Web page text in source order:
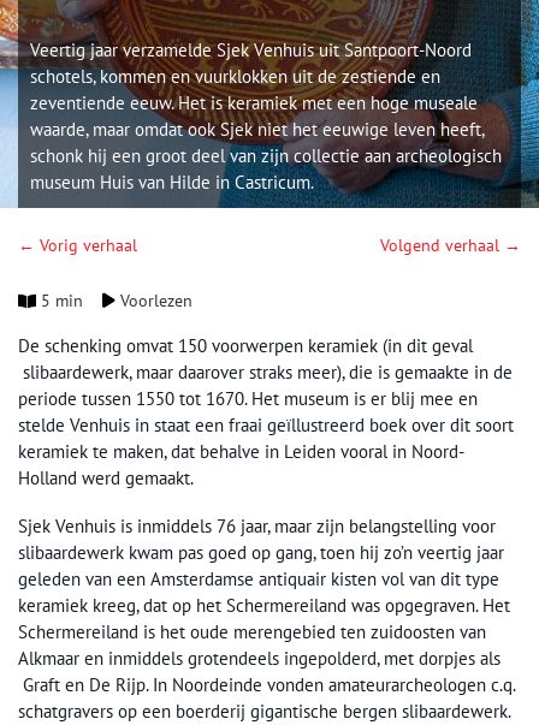
Veertig jaar verzamelde Sjek Venhuis uit Santpoort-Noord
schotels, kommen en vuurklokken uit de zestiende en
zeventiende eeuw. Het is keramiek met een hoge museale
waarde, maar omdat ook Sjek niet het eeuwige leven heeft,
schonk hij een groot deel van zijn collectie aan archeologisch
museum Huis van Hilde in Castricum.
← Vorig verhaal Volgend verhaal →
5 min Voorlezen
De schenking omvat 150 voorwerpen keramiek (in dit geval
slibaardewerk, maar daarover straks meer), die is gemaakte in de
periode tussen 1550 tot 1670. Het museum is er blij mee en
stelde Venhuis in staat een fraai geïllustreerd boek over dit soort
keramiek te maken, dat behalve in Leiden vooral in Noord-
Holland werd gemaakt.
Sjek Venhuis is inmiddels 76 jaar, maar zijn belangstelling voor
slibaardewerk kwam pas goed op gang, toen hij zo’n veertig jaar
geleden van een Amsterdamse antiquair kisten vol van dit type
keramiek kreeg, dat op het Schermereiland was opgegraven. Het
Schermereiland is het oude merengebied ten zuidoosten van
Alkmaar en inmiddels grotendeels ingepolderd, met dorpjes als
Graft en De Rijp. In Noordeinde vonden amateurarcheologen c.q.
schatgravers op een boerderij gigantische bergen slibaardewerk.